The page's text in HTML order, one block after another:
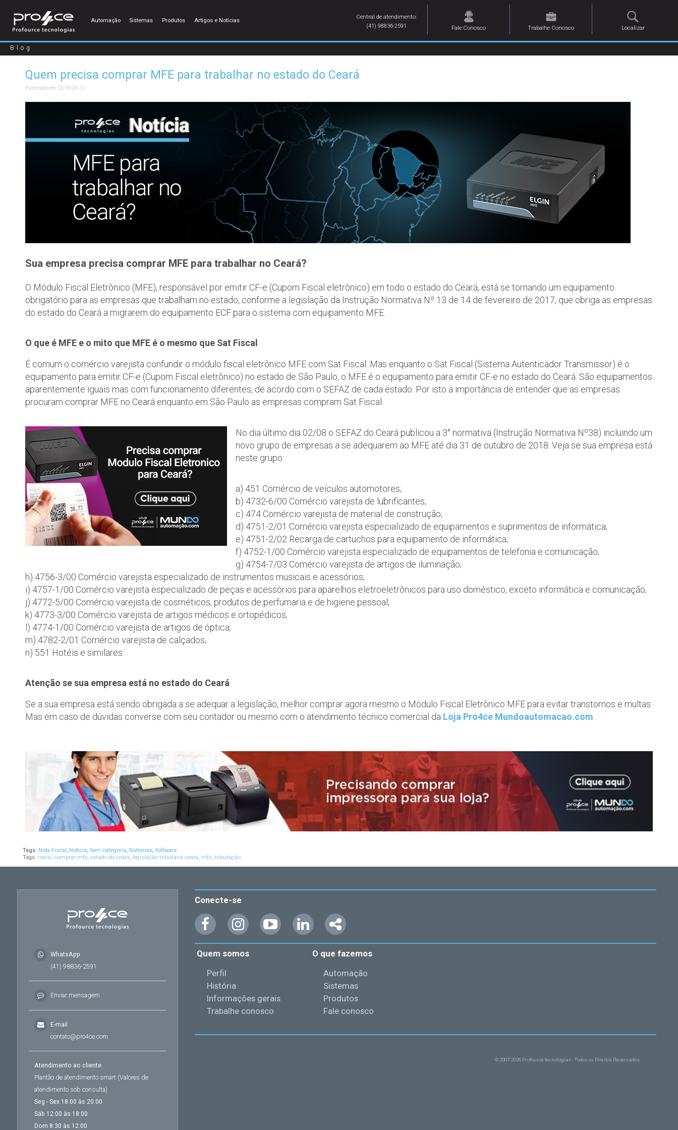
Automação Sistemas Produtos Artigos e Notícias
Central de atendimento:
(41) 98836-2591
Fale Conosco Trabalhe Conosco Localizar
Blog
Quem precisa comprar MFE para trabalhar no estado do Ceará
Publicado em: 2018-09-12
Sua empresa precisa comprar MFE para trabalhar no Ceará?
O Módulo Fiscal Eletrônico (MFE), responsável por emitir CF-e (Cupom Fiscal eletrônico) em todo o estado do Ceará, está se tornando um equipamento
obrigatório para as empresas que trabalham no estado, conforme a legislação da Instrução Normativa Nº 13 de 14 de fevereiro de 2017, que obriga as empresas
do estado do Ceará a migrarem do equipamento ECF para o sistema com equipamento MFE.
O que é MFE e o mito que MFE é o mesmo que Sat Fiscal
É comum o comércio varejista confundir o módulo fiscal eletrônico MFE com Sat Fiscal. Mas enquanto o Sat Fiscal (Sistema Autenticador Transmissor) é o
equipamento para emitir CF-e (Cupom Fiscal eletrônico) no estado de São Paulo, o MFE é o equipamento para emitir CF-e no estado do Ceará. São equipamentos
aparentemente iguais mas com funcionamento diferentes, de acordo com o SEFAZ de cada estado. Por isto a importância de entender que as empresas
procuram comprar MFE no Ceará enquanto em São Paulo as empresas compram Sat Fiscal.
No dia último dia 02/08 o SEFAZ do Ceará publicou a 3° normativa (Instrução Normativa Nº38) incluindo um
novo grupo de empresas a se adequarem ao MFE até dia 31 de outubro de 2018. Veja se sua empresa está
neste grupo:
a) 451 Comércio de veículos automotores;
b) 4732-6/00 Comércio varejista de lubrificantes;
c) 474 Comércio varejista de material de construção;
d) 4751-2/01 Comércio varejista especializado de equipamentos e suprimentos de informática;
e) 4751-2/02 Recarga de cartuchos para equipamento de informática;
f) 4752-1/00 Comércio varejista especializado de equipamentos de telefonia e comunicação;
g) 4754-7/03 Comércio varejista de artigos de iluminação;
h) 4756-3/00 Comércio varejista especializado de instrumentos musicais e acessórios;
i) 4757-1/00 Comércio varejista especializado de peças e acessórios para aparelhos eletroeletrônicos para uso doméstico, exceto informática e comunicação;
j) 4772-5/00 Comércio varejista de cosméticos, produtos de perfumaria e de higiene pessoal;
k) 4773-3/00 Comércio varejista de artigos médicos e ortopédicos;
l) 4774-1/00 Comércio varejista de artigos de óptica;
m) 4782-2/01 Comércio varejista de calçados;
n) 551 Hotéis e similares.
Atenção se sua empresa está no estado do Ceará
Se a sua empresa está sendo obrigada a se adequar a legislação, melhor comprar agora mesmo o Módulo Fiscal Eletrônico MFE para evitar transtornos e multas.
Mas em caso de dúvidas converse com seu contador ou mesmo com o atendimento técnico comercial da Loja Pro4ce Mundoautomacao.com
Tags: Nota Fiscal , Notícia, Sem categoria, Sistemas, Software
Tags: ceará, comprar mfe, estado do ceará, legislação tributária ceará, mfe, tributação
WhatsApp
(41) 98836-2591
Enviar mensagem
E-mail
contato@pro4ce.com
Atendimento ao cliente
Plantão de atendimento smart (Valores de
atendimento sob consulta)
Seg - Sex 18:00 às 20:00
Sáb 12:00 às 18:00
Dom 8:30 às 12:00
Conecte-se
Quem somos
Perfil
História
Informações gerais
Trabalhe conosco
O que fazemos
Automação
Sistemas
Produtos
Fale conosco
© 2007-2026 Profource tecnologias - Todos os Direitos Reservados.